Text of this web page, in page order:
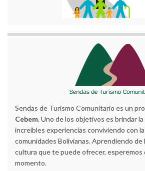
Sendas de Turismo Comunitario es un
Cebem. Uno de los objetivos es brindar
increíbles experiencias conviviendo con
comunidades Bolivianas. Aprendiendo de
cultura que te puede ofrecer, esperemos
momento.